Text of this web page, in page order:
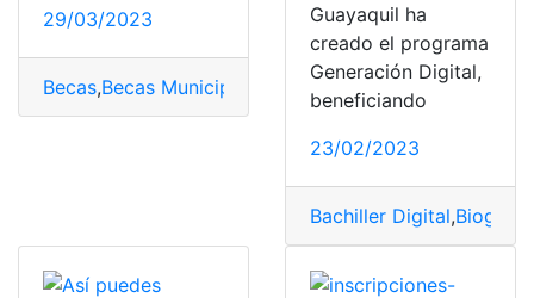
29/03/2023
Becas,Becas Municipio de Guayaquil Guayaquil,
Guayaquil ha
creado el programa
Generación Digital,
beneficiando
23/02/2023
Bachiller Digital,